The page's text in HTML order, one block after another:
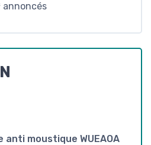
annoncés
anti moustique WUEAOA